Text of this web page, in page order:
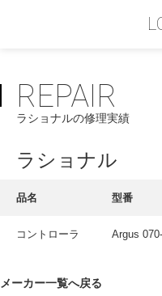
PHILOSOPHY
フィロソフィー
COMPANY
INTERVIEW
REPAIR
ラショナルの修理実績
ラショナル
品名 型番
コントローラ Argus
メーカー一覧へ戻る